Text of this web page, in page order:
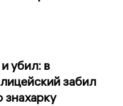
убил: в
забил